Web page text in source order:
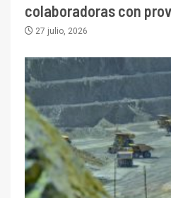
colaboradoras con
27 julio, 2026